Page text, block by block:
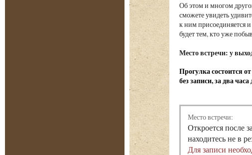
Об этом и многом
сможете увидеть
к ним присоединяется
будет тем, кто уже
Место встречи: у
Прогулка состоится
без записи, за два
Место встречи:
Откроется после
находитесь не в
Для записи